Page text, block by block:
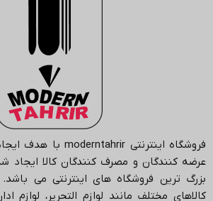
فروشگاه اینترنتی moderntahrir با هدف
عرضه کنندگان و مصرف کنندگان کالا ایجاد
بزرگ ترین فروشگاه های اینترنتی می باشد.
کالاهای مختلف مانند لوازم التحریر، لوازم